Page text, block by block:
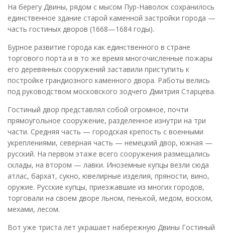
На берегу Двины, рядом с мысом Пур-Наволок сохранилось
единственное здание старой каменной застройки города —
часть гостиных дворов (1668—1684 годы).
Бурное развитие города как единственного в стране
торгового порта и в то же время многочисленные пожары
его деревянных сооружений заставили приступить к
постройке грандиозного каменного двора. Работы велись
под руководством московского зодчего Дмитрия Старцева.
Гостиный двор представлял собой огромное, почти
прямоугольное сооружение, разделенное изнутри на три
части. Средняя часть — городская крепость с военными
укреплениями, северная часть — немецкий двор, южная —
русский. На первом этаже всего сооружения размещались
склады, на втором — лавки. Иноземные купцы везли сюда
атлас, бархат, сукно, ювелирные изделия, пряности, вино,
оружие. Русские купцы, приезжавшие из многих городов,
торговали на своем дворе льном, пенькой, медом, воском,
мехами, лесом.
Вот уже триста лет украшает набережную Двины Гостиный